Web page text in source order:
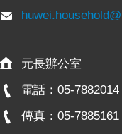
元長辦公室
電話：05-7882014
傳真：05-7885161